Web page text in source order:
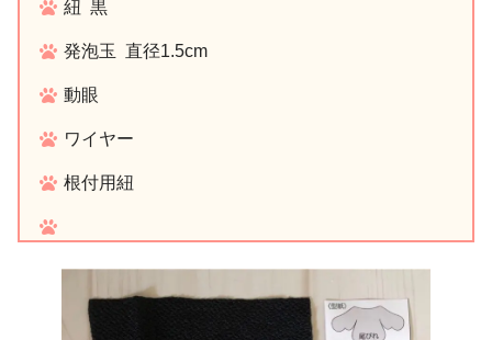
紐 黒
発泡玉 直径1.5cm
動眼
ワイヤー
根付用紐